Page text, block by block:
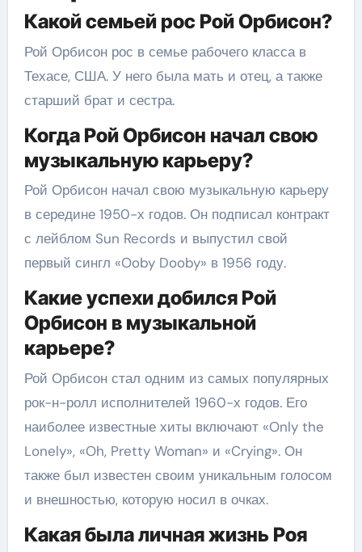
Какой семьей рос Рой Орбисон?
Рой Орбисон рос в семье рабочего класса в
Техасе, США. У него была мать и отец, а также
старший брат и сестра.
Когда Рой Орбисон начал свою
музыкальную карьеру?
Рой Орбисон начал свою музыкальную карьеру
в середине 1950-х годов. Он подписал контракт
с лейблом Sun Records и выпустил свой
первый сингл «Ooby Dooby» в 1956 году.
Какие успехи добился Рой
Орбисон в музыкальной
карьере?
Рой Орбисон стал одним из самых популярных
рок-н-ролл исполнителей 1960-х годов. Его
наиболее известные хиты включают «Only the
Lonely», «Oh, Pretty Woman» и «Crying». Он
также был известен своим уникальным голосом
и внешностью, которую носил в очках.
Какая была личная жизнь Роя